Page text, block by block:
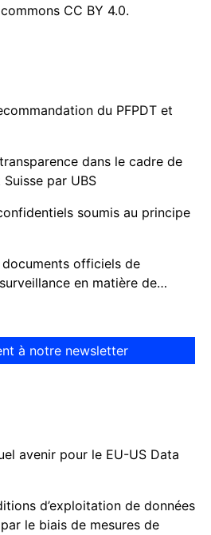
CC BY 4.0.
du PFPDT et
dans le cadre de
par UBS
soumis au principe
documents officiels de
en matière de…
à notre newsletter
avenir pour le EU-US Data
d’exploitation de données
le biais de mesures de